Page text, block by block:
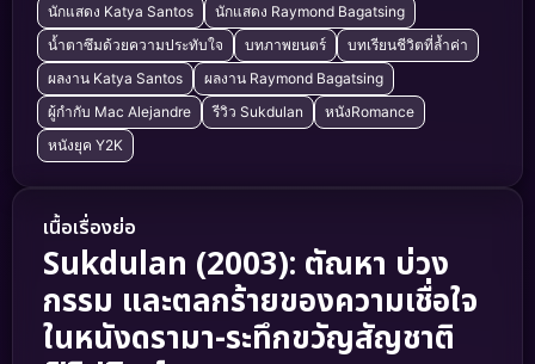
นักแสดง Katya Santos
นักแสดง Raymond Bagatsing
น้ำตาซึมด้วยความประทับใจ
บทภาพยนตร์
บทเรียนชีวิตที่ล้ำค่า
ผลงาน Katya Santos
ผลงาน Raymond Bagatsing
ผู้กำกับ Mac Alejandre
รีวิว Sukdulan
หนังRomance
หนังยุค Y2K
เนื้อเรื่องย่อ
Sukdulan (2003): ตัณหา บ่วง
กรรม และตลกร้ายของความเชื่อใจ
ในหนังดรามา-ระทึกขวัญสัญชาติ